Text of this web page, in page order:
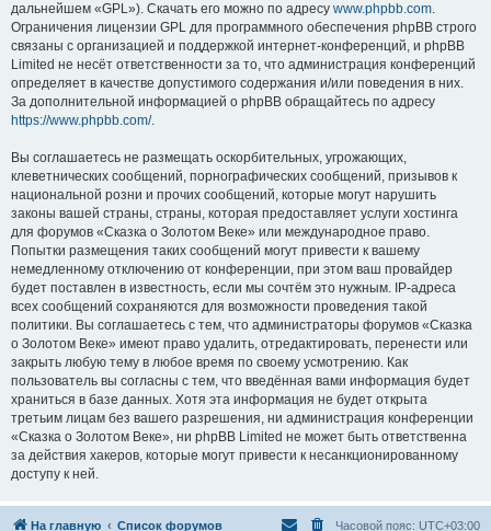
дальнейшем «GPL»). Скачать его можно по адресу www.phpbb.com.
Ограничения лицензии GPL для программного обеспечения phpBB строго
связаны с организацией и поддержкой интернет-конференций, и phpBB
Limited не несёт ответственности за то, что администрация конференций
определяет в качестве допустимого содержания и/или поведения в них.
За дополнительной информацией о phpBB обращайтесь по адресу
https://www.phpbb.com/.
Вы соглашаетесь не размещать оскорбительных, угрожающих,
клеветнических сообщений, порнографических сообщений, призывов к
национальной розни и прочих сообщений, которые могут нарушить
законы вашей страны, страны, которая предоставляет услуги хостинга
для форумов «Сказка о Золотом Веке» или международное право.
Попытки размещения таких сообщений могут привести к вашему
немедленному отключению от конференции, при этом ваш провайдер
будет поставлен в известность, если мы сочтём это нужным. IP-адреса
всех сообщений сохраняются для возможности проведения такой
политики. Вы соглашаетесь с тем, что администраторы форумов «Сказка
о Золотом Веке» имеют право удалить, отредактировать, перенести или
закрыть любую тему в любое время по своему усмотрению. Как
пользователь вы согласны с тем, что введённая вами информация будет
храниться в базе данных. Хотя эта информация не будет открыта
третьим лицам без вашего разрешения, ни администрация конференции
«Сказка о Золотом Веке», ни phpBB Limited не может быть ответственна
за действия хакеров, которые могут привести к несанкционированному
доступу к ней.
На главную Список форумов Часовой пояс: UTC+03:00